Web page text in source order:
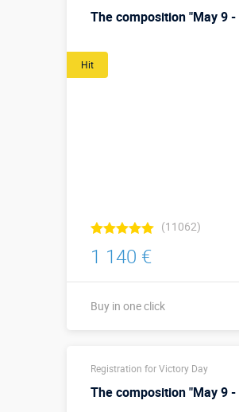
The composition "May 9 -
Hit
(11062)
1 140 €
Buy in one click
Registration for Victory Day
The composition "May 9 -